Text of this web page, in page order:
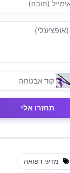
מדעי רפואה